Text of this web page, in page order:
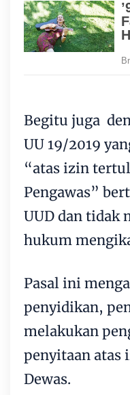
Begitu juga
UU 19/2019
“atas izin
Pengawas”
UUD dan tidak
hukum
Pasal ini
penyidikan,
melakukan
penyitaan atas
Dewas.